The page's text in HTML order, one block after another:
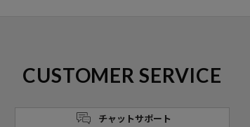
CUSTOMER SERVICE
チャットサポート